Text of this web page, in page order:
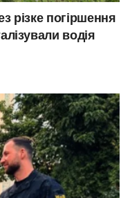
різке погіршення
водія